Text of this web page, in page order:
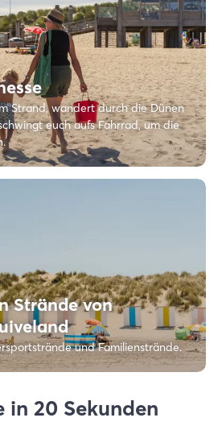
Strand, wandert durch die Dünen
euch aufs Fahrrad, um die
Strände von
und Familienstrände.
in 20 Sekunden